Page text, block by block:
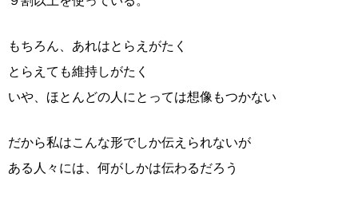
もちろん、あれはとらえがたく
とらえても維持しがたく
いや、ほとんどの人にとっては想像もつかない
だから私はこんな形でしか伝えられないが
ある人々には、何がしかは伝わるだろう